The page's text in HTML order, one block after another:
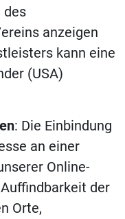
des
anzeigen
kann eine
(USA)
: Die Einbindung
an einer
Online-
der
Orte,